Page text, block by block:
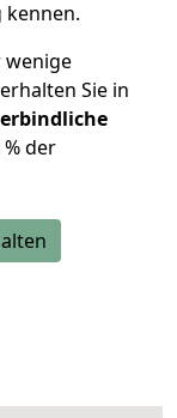
wenige
Sie in
der